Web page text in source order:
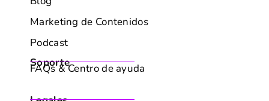
Marketing de Contenidos
Podcast
Soporte
FAQs & Centro de ayuda